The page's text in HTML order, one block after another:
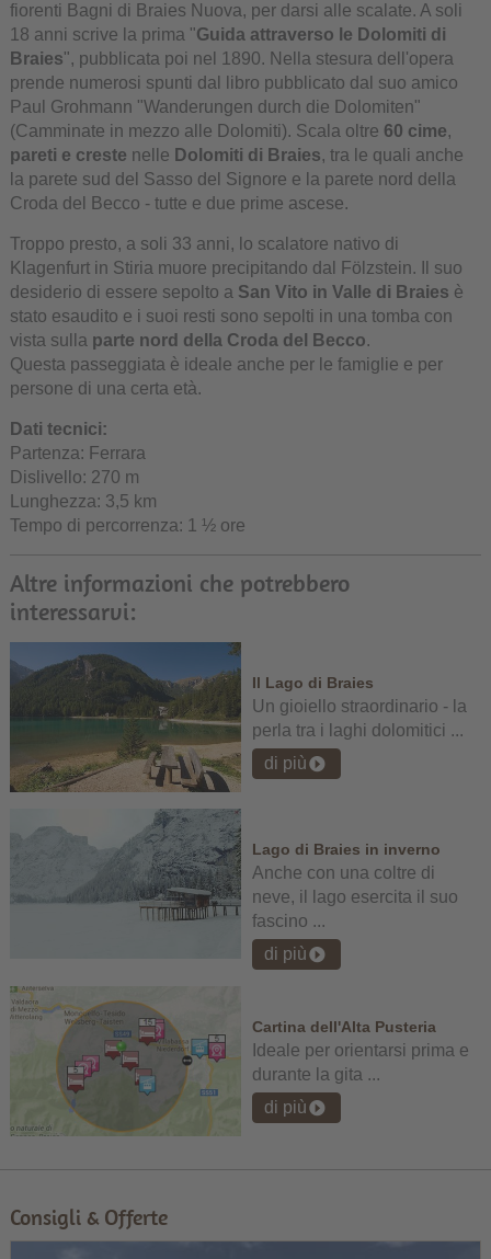
fiorenti Bagni di Braies Nuova, per darsi alle scalate. A soli
18 anni scrive la prima "Guida attraverso le Dolomiti di
Braies", pubblicata poi nel 1890. Nella stesura dell'opera
prende numerosi spunti dal libro pubblicato dal suo amico
Paul Grohmann "Wanderungen durch die Dolomiten"
(Camminate in mezzo alle Dolomiti). Scala oltre 60 cime,
pareti e creste nelle Dolomiti di Braies, tra le quali anche
la parete sud del Sasso del Signore e la parete nord della
Croda del Becco - tutte e due prime ascese.
Troppo presto, a soli 33 anni, lo scalatore nativo di
Klagenfurt in Stiria muore precipitando dal Fölzstein. Il suo
desiderio di essere sepolto a San Vito in Valle di Braies è
stato esaudito e i suoi resti sono sepolti in una tomba con
vista sulla parte nord della Croda del Becco.
Questa passeggiata è ideale anche per le famiglie e per
persone di una certa età.
Dati tecnici:
Partenza: Ferrara
Dislivello: 270 m
Lunghezza: 3,5 km
Tempo di percorrenza: 1 ½ ore
Altre informazioni che potrebbero
interessarvi:
Il Lago di Braies
Un gioiello straordinario - la
perla tra i laghi dolomitici ...
di più
Lago di Braies in inverno
Anche con una coltre di
neve, il lago esercita il suo
fascino ...
di più
Cartina dell'Alta Pusteria
Ideale per orientarsi prima e
durante la gita ...
di più
Consigli & Offerte